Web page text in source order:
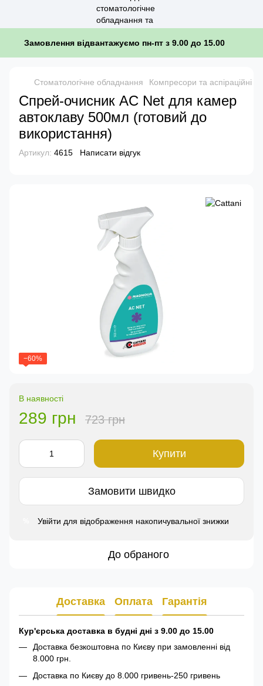
Замовлення відвантажуємо пн-пт з 9.00 до 15.00
Стоматологічне обладнання Компресори та аспіраційні
Спрей-очисник AC Net для камер
автоклаву 500мл (готовий до
використання)
Артикул: 4615 Написати відгук
−60%
В наявності
289 грн 723 грн
Купити
Замовити швидко
Увійти для відображення накопичувальної знижки
До обраного
Доставка Оплата Гарантія
Кур'єрська доставка в будні дні з 9.00 до 15.00
Доставка безкоштовна по Києву при замовленні від
8.000 грн.
Доставка по Києву до 8.000 гривень-250 гривень